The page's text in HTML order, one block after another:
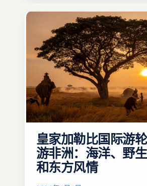
皇家加勒比国际游
游非洲：海洋、野
和东方风情